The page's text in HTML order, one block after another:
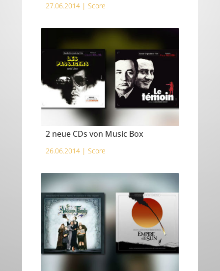
27.06.2014 | Score
2 neue CDs von Music Box
26.06.2014 | Score